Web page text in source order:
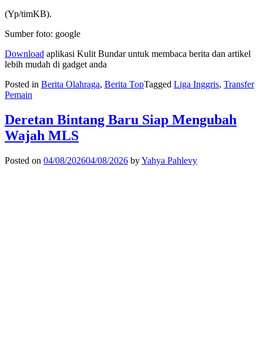
(Yp/timKB).
Sumber foto: google
Download aplikasi Kulit Bundar untuk membaca berita dan artikel
lebih mudah di gadget anda
Posted in Berita Olahraga, Berita TopTagged Liga Inggris, Transfer
Pemain
Deretan Bintang Baru Siap Mengubah
Wajah MLS
Posted on 04/08/202604/08/2026 byYahya Pahlevy